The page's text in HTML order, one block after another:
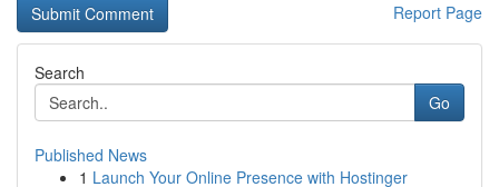
Report Page
Search
Go
Published News
1 Launch Your Online Presence with Hostinger